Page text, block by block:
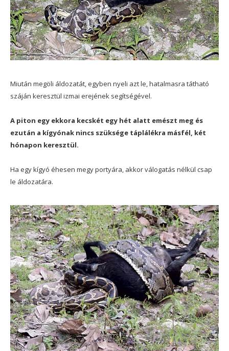
Miután megöli áldozatát, egyben nyeli azt le, hatalmasra tátható
száján keresztül izmai erejének segítségével.
A piton egy ekkora kecskét egy hét alatt emészt meg és
ezután a kígyónak nincs szüksége táplálékra másfél, két
hónapon keresztül.
Ha egy kígyó éhesen megy portyára, akkor válogatás nélkül csap
le áldozatára.